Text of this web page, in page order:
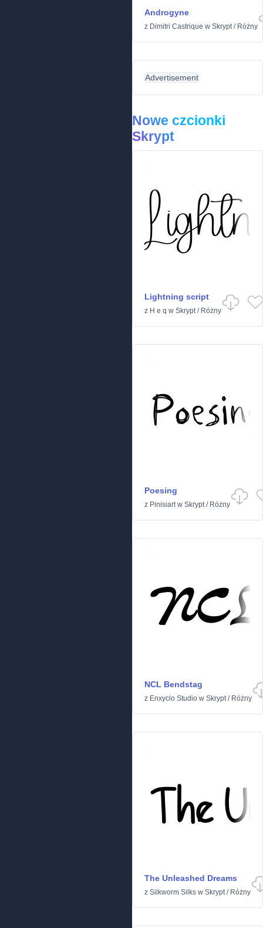
Androgyne
z Dimitri Castrique w Skrypt/ Różny
Advertisement
Nowe czcionki
Skrypt
Lightning script
z H e q w Skrypt/ Różny
Poesing
z Pinisiartw Skrypt/ Różny
NCL Bendstag
z Enxyclo Studio w Skrypt/ Różny
The Unleashed Dreams
z Silkworm Silks w Skrypt/ Różny